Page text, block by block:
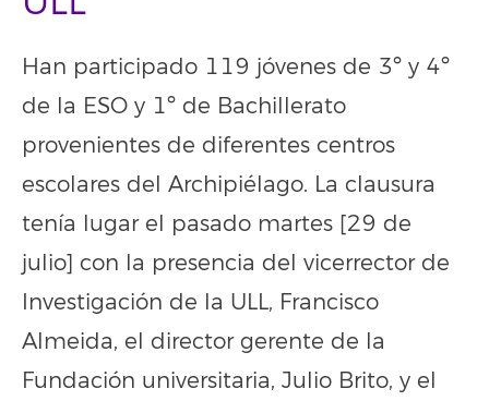
Han participado 119 jóvenes de 3º y 4º
de la ESO y 1º de Bachillerato
provenientes de diferentes centros
escolares del Archipiélago. La clausura
tenía lugar el pasado martes [29 de
julio] con la presencia del vicerrector de
Investigación de la ULL, Francisco
Almeida, el director gerente de la
Fundación universitaria, Julio Brito, y el